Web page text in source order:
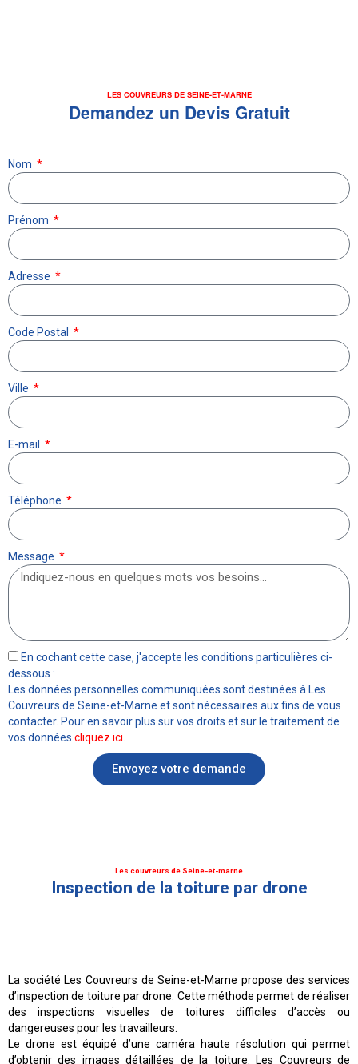
LES COUVREURS DE SEINE-ET-MARNE
Demandez un Devis Gratuit
Nom
Prénom
Adresse
Code Postal
Ville
E-mail
Téléphone
Message
En cochant cette case, j'accepte les conditions particulières ci-
dessous :
Les données personnelles communiquées sont destinées à Les
Couvreurs de Seine-et-Marne et sont nécessaires aux fins de vous
contacter. Pour en savoir plus sur vos droits et sur le traitement de
vos données cliquez ici
Envoyez votre demande
Les couvreurs de Seine-et-marne
Inspection de la toiture par drone
La société Les Couvreurs de Seine-et-Marne propose des services
d’inspection de toiture par drone. Cette méthode permet de réaliser
des inspections visuelles de toitures difficiles d’accès ou
dangereuses pour les travailleurs.
Le drone est équipé d’une caméra haute résolution qui permet
d’obtenir des images détaillées de la toiture. Les Couvreurs de